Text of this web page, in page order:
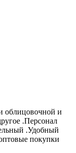
облицовочной и
.Персонал
.Удобный
покупки